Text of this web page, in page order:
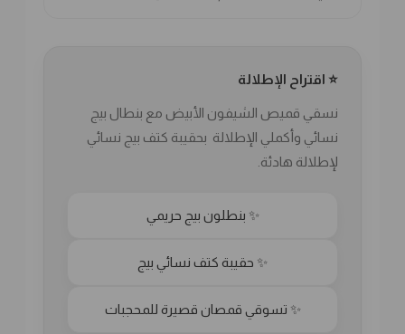
⭐ اقتراح الإطلالة
نسقي قميص الشيفون الأبيض مع بنطال بيج
نسائي وأكملي الإطلالة بحقيبة كتف بيج نسائي
لإطلالة هادئة.
✨ بنطلون بيج حريمي
✨ حقيبة كتف نسائي بيج
✨ تسوقي قمصان قصيرة للمحجبات